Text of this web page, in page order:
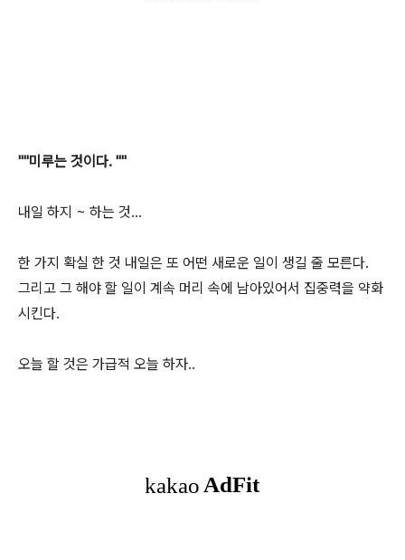
""미루는 것이다. ""
내일 하지 ~ 하는 것...
한 가지 확실 한 것 내일은 또 어떤 새로운 일이 생길 줄 모른다.
그리고 그 해야 할 일이 계속 머리 속에 남아있어서 집중력을 약화
시킨다.
오늘 할 것은 가급적 오늘 하자..